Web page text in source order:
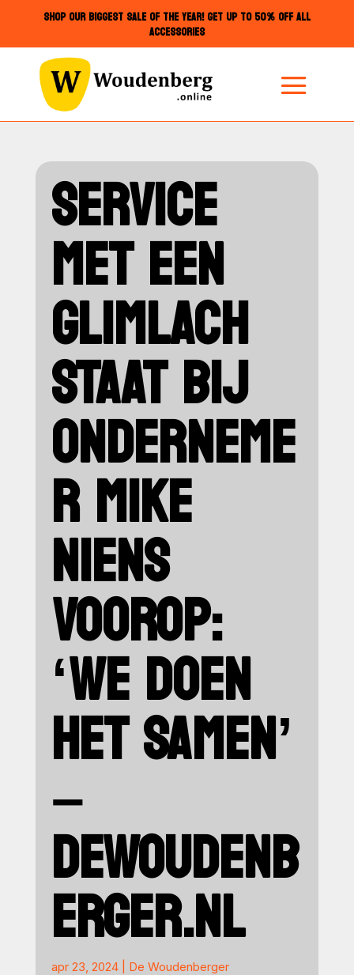
SHOP OUR BIGGEST SALE OF THE YEAR! GET UP TO 50% OFF ALL
ACCESSORIES
SERVICE
MET EEN
GLIMLACH
STAAT BIJ
ONDERNEME
R MIKE
NIENS
VOOROP:
‘WE DOEN
HET SAMEN’
–
DEWOUDENB
ERGER.NL
apr 23, 2024| De Woudenberger